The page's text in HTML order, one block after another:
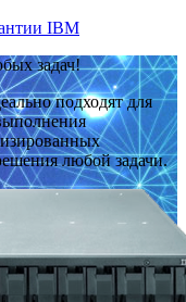
IBM
задач!
подходят для
любой задачи.